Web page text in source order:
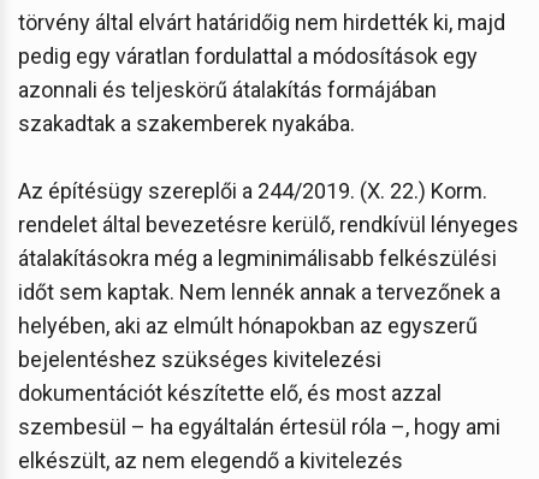
törvény által elvárt határidőig nem hirdették ki, majd
pedig egy váratlan fordulattal a módosítások egy
azonnali és teljeskörű átalakítás formájában
szakadtak a szakemberek nyakába.
Az építésügy szereplői a 244/2019. (X. 22.) Korm.
rendelet által bevezetésre kerülő, rendkívül lényeges
átalakításokra még a legminimálisabb felkészülési
időt sem kaptak. Nem lennék annak a tervezőnek a
helyében, aki az elmúlt hónapokban az egyszerű
bejelentéshez szükséges kivitelezési
dokumentációt készítette elő, és most azzal
szembesül – ha egyáltalán értesül róla –, hogy ami
elkészült, az nem elegendő a kivitelezés